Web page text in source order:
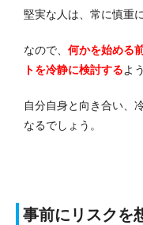
堅実な人は、常に慎重
なので、 何かを始める
トを冷静に検討するよ
自分自身と向き合い、
なるでしょう。
事前にリスクを